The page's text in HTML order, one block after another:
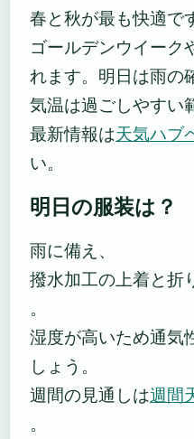
春と秋が最も快適で
ゴールデンウイーク
れます。明日は雨の
気温は過ごしやすい
最新情報は天気ハブ
い。
明日の服装は？
雨に備え、
撥水加工の上着と折
。
湿度が高いため通気
しょう。
週間の見通しは週間
。